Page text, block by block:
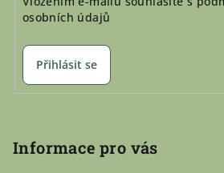
osobních údajů
Přihlásit se
Informace pro vás